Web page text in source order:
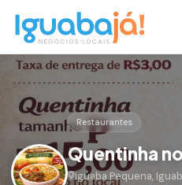
Restaurantes
Quentinha
Iguaba Pequena,